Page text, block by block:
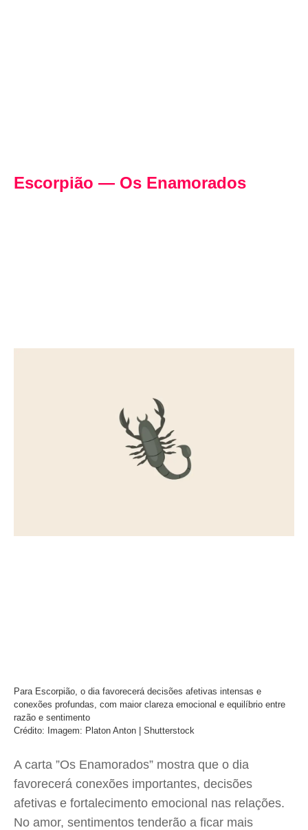
Escorpião — Os Enamorados
Para Escorpião, o dia favorecerá decisões afetivas intensas e
conexões profundas, com maior clareza emocional e equilíbrio entre
razão e sentimento
Crédito: Imagem: Platon Anton | Shutterstock
A carta ”Os Enamorados” mostra que o dia
favorecerá conexões importantes, decisões
afetivas e fortalecimento emocional nas relações.
No amor, sentimentos tenderão a ficar mais